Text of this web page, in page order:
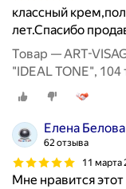
классный
лет.Спасибо
Товар — ART-
"IDEAL TONE",
Елена Белова
62 отзыва
11 марта
Мне нравится